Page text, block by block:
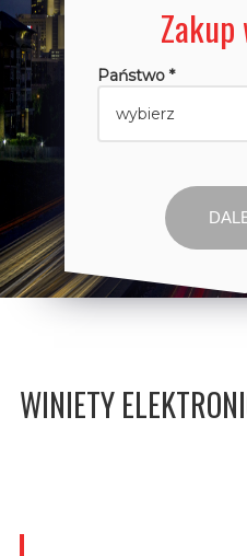
Państwo *
WINIETY